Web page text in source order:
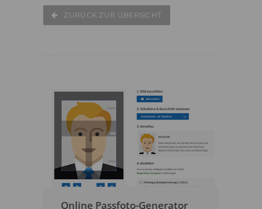
ZURÜCK ZUR ÜBERSICHT
Online Passfoto-Generator